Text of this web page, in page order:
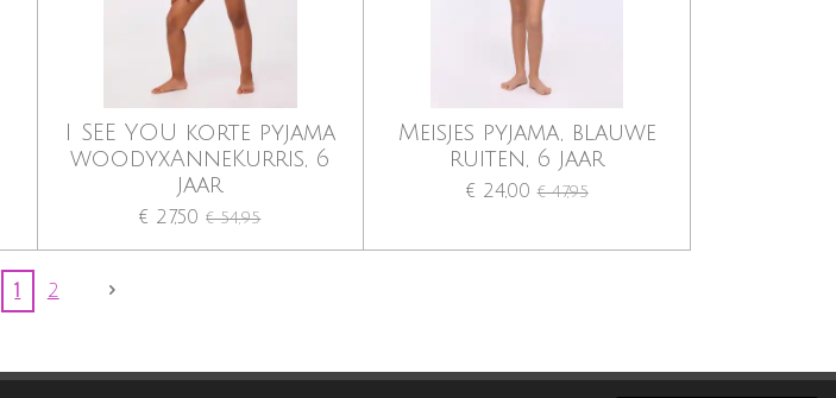
I SEE YOU korte pyjama
woodyxAnneKurris, 6
jaar
€ 27,50 € 54,95
Meisjes pyjama, blauwe
ruiten, 6 jaar
€ 24,00 € 47,95
1 2